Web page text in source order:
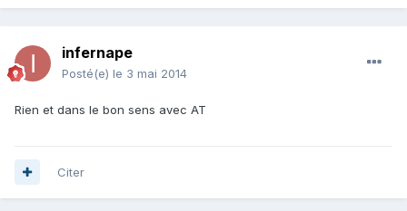
infernape
Posté(e) le 3 mai 2014
Rien et dans le bon sens avec AT
Citer